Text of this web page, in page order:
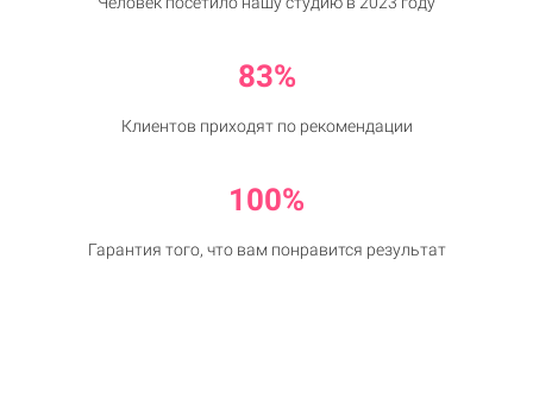
83%
Клиентов приходят по рекомендации
100%
Гарантия того, что вам понравится результат